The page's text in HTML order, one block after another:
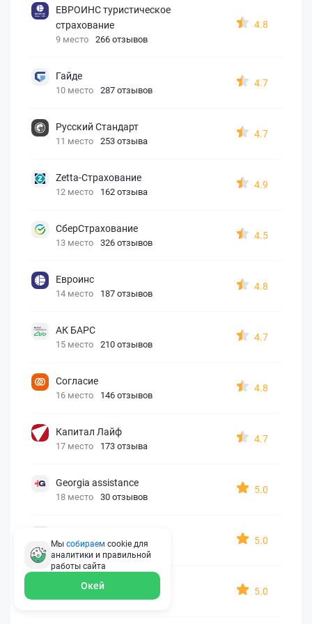
ЕВРОИНС туристическое
страхование
9 место 266 отзывов
4.8
Гайде
10 место 287 отзывов
4.7
Русский Стандарт
11 место 253 отзыва
4.7
Zetta-Страхование
12 место 162 отзыва
4.9
СберСтрахование
13 место 326 отзывов
4.5
Евроинс
14 место 187 отзывов
4.8
АК БАРС
15 место 210 отзывов
4.7
Согласие
16 место 146 отзывов
4.8
Капитал Лайф
17 место 173 отзыва
4.7
Georgia assistance
18 место 30 отзывов
5.0
19 место 10 отзывов
5.0
АйАйСи
20 место 7 отзывов
5.0
Мы собираем cookie для
аналитики и правильной
работы сайта
Окей